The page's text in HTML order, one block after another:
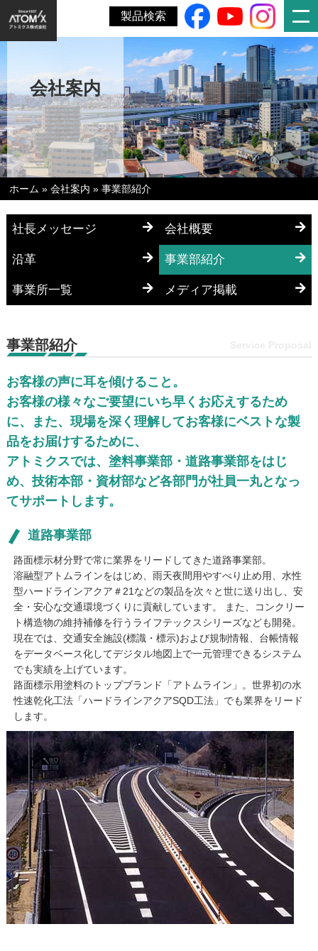
製品検索
会社案内
ホーム »会社案内 »事業部紹介
社長メッセージ 会社概要
沿革 事業部紹介
事業所一覧 メディア掲載
事業部紹介
お客様の声に耳を傾けること。
お客様の様々なご要望にいち早くお応えするため
に、また、現場を深く理解してお客様にベストな製
品をお届けするために、
アトミクスでは、塗料事業部・道路事業部をはじ
め、技術本部・資材部など各部門が社員一丸となっ
てサポートします。
道路事業部
路面標示材分野で常に業界をリードしてきた道路事業部。
溶融型アトムラインをはじめ、雨天夜間用やすべり止め用、水性
型ハードラインアクア＃21などの製品を次々と世に送り出し、安
全・安心な交通環境づくりに貢献しています。 また、コンクリー
ト構造物の維持補修を行うライフテックスシリーズなども開発。
現在では、交通安全施設(標識・標示)および規制情報、台帳情報
をデータベース化してデジタル地図上で一元管理できるシステム
でも実績を上げています。
路面標示用塗料のトップブランド「アトムライン」。世界初の水
性速乾化工法「ハードラインアクアSQD工法」でも業界をリード
します。